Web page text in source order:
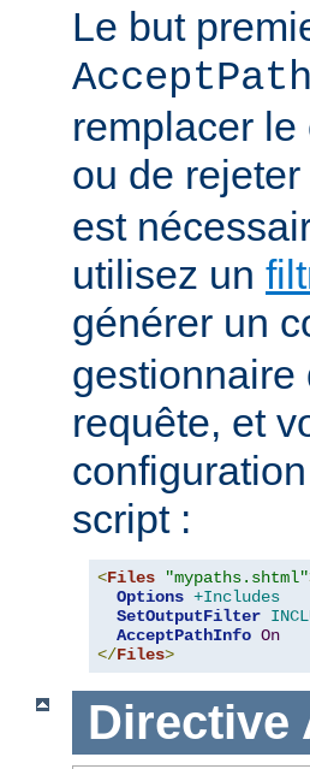
Le but
remplacer
ou de rejeter
est
utilisez un
générer un
gestionnaire
requête, et
script :
<Files "mypaths.shtml"
Options +Includes
SetOutputFilter
AcceptPathInfo On
</Files>
Directive